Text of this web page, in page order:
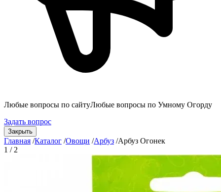
Любые вопросы по сайтуЛюбые вопросы по Умному Огорду
Задать вопрос
Закрыть
Главная /Каталог /Овощи /Арбуз /Арбуз Огонек
1 / 2